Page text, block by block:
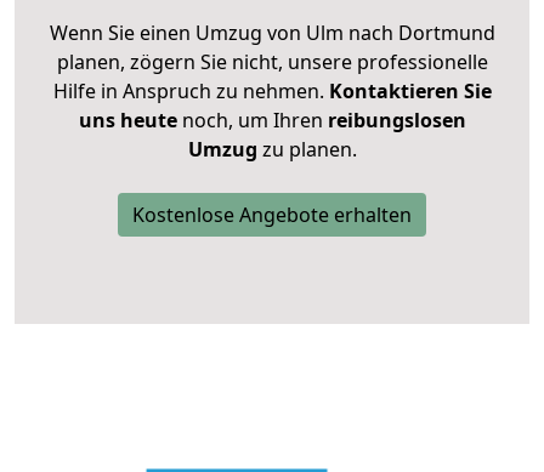
Wenn Sie einen Umzug von Ulm nach Dortmund
planen, zögern Sie nicht, unsere professionelle
Hilfe in Anspruch zu nehmen. Kontaktieren Sie
uns heutenoch, um Ihren reibungslosen
Umzug zu planen.
Kostenlose Angebote erhalten